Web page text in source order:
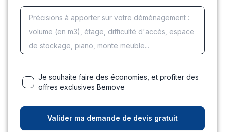
Je souhaite faire des économies, et profiter des
offres exclusives Bemove